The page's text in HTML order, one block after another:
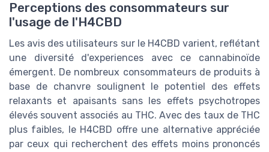
Perceptions des consommateurs sur
l'usage de l'H4CBD
Les avis des utilisateurs sur le H4CBD varient, reflétant
une diversité d'experiences avec ce cannabinoïde
émergent. De nombreux consommateurs de produits à
base de chanvre soulignent le potentiel des effets
relaxants et apaisants sans les effets psychotropes
élevés souvent associés au THC. Avec des taux de THC
plus faibles, le H4CBD offre une alternative appréciée
par ceux qui recherchent des effets moins prononcés